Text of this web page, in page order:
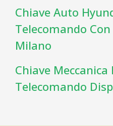
Chiave Auto
Telecomando
Milano
Chiave Meccanica
Telecomando